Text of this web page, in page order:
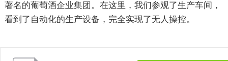
著名的葡萄酒企业集团。在这里，我们参观了生产车间，
看到了自动化的生产设备，完全实现了无人操控。